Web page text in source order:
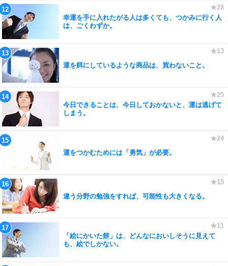
幸運を手に入れたがる人は多くても、つかみに行く人
は、ごくわずか。
運を餌にしているような商品は、買わないこと。
今日できることは、今日しておかないと、運は逃げて
しまう。
運をつかむためには「勇気」が必要。
違う分野の勉強をすれば、可能性も大きくなる。
「絵にかいた餅」は、どんなにおいしそうに見えて
も、絵でしかない。